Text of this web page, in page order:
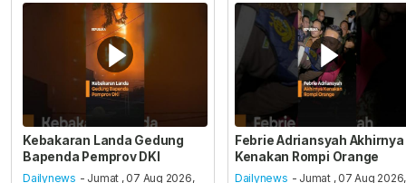
Kebakaran Landa Gedung
Bapenda Pemprov DKI
Dailynews - Jumat , 07 Aug 2026,
Febrie Adriansyah Akhirnya
Kenakan Rompi Orange
Dailynews - Jumat , 07 Aug 2026,